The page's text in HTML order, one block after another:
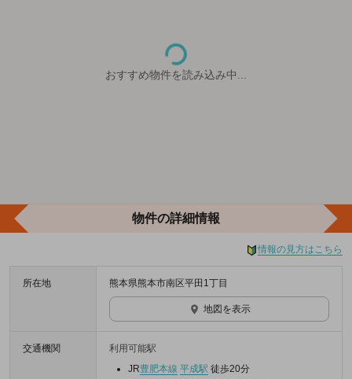
おすすめ物件を読み込み中...
物件の詳細情報
情報の見方はこちら
所在地 熊本県熊本市南区平田1丁目
地図を表示
交通機関
利用可能駅
JR豊肥本線 平成駅 徒歩20分